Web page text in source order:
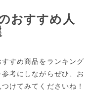
おすすめ人
すめ商品をランキング
考にしながらぜひ、お
けてみてくださいね！